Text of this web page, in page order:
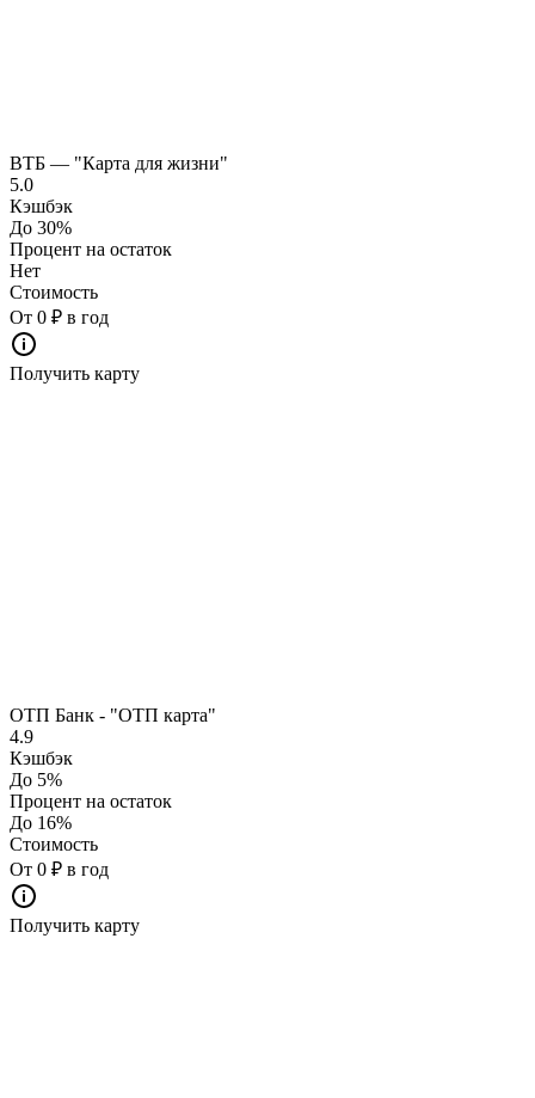
ВТБ — "Карта для жизни"
5.0
Кэшбэк
До 30%
Процент на остаток
Нет
Стоимость
От 0 ₽ в год
Получить карту
ОТП Банк - "ОТП карта"
4.9
Кэшбэк
До 5%
Процент на остаток
До 16%
Стоимость
От 0 ₽ в год
Получить карту